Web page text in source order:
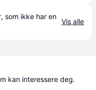
, som ikke har en
Vis alle